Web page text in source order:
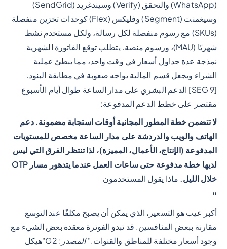
(WhatsApp) والتحقق (Verify) وسيندغريد (SendGrid)
وسيغمنت (Segment) وفليكس (Flex) كوحدات تخزين منفصلة
(SKUs) مع رسوم منفصلة لكل رسالة، ولكل مستخدم نشط
شهريًا (MAU)، ورسوم منصة. يتطلب توقع الفاتورة الشهرية
نمذجة عدة جداول أسعار في وقت واحد، مما يبطئ عملية
الشراء ويجعل قسم المالية يواجه صعوبة في مطابقة البنود.
[SEG 9] الدعم البشري على مدار الساعة طوال أيام الأسبوع
مقتصر على خطط الدعم المدفوعة:
لا تتضمن خطة المطور المجانية أوقات استجابة مضمونة. دعم
الهاتف والويب والدردشة على مدار الساعة مخصص للمستويات
المدفوعة (الإنتاج، الأعمال، المميزة)، لذا تنتظر الفرق التي ليس
لديها خطة مدفوعة حتى ساعات العمل عندما يتدهور مسار OTP
خلال الليل. ماذا يقول المستخدمون
"
أكبر عيب هو التسعير، الذي يمكن أن يصبح مكلفًا عند التوسع
مقارنة ببعض المنافسين. قد تبدو الفوترة معقدة بعض الشيء مع
وجود أسعار مختلفة للمناطق والقنوات." المصدر: G2
"هيكل